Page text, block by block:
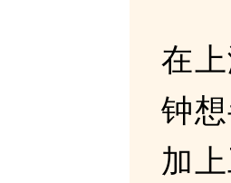
在
钟
加